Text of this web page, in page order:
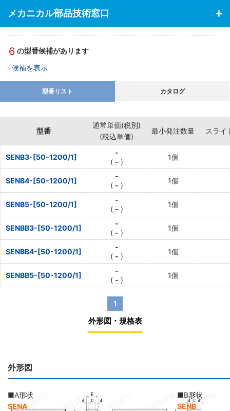
メカニカル部品技術窓口
6 の型番候補があります
候補を表示
型番リスト カタログ
型番
通常単価(税別)
(税込単価)
最小発注数量 スライ
SENB3-[50-1200/1]
-
( - )
1個
SENB4-[50-1200/1]
-
( - )
1個
SENB5-[50-1200/1]
-
( - )
1個
SENBB3-[50-1200/1]
-
( - )
1個
SENBB4-[50-1200/1]
-
( - )
1個
SENBB5-[50-1200/1]
-
( - )
1個
1
外形図・規格表
外形図
■A形状
SENA
■B形状
SENB